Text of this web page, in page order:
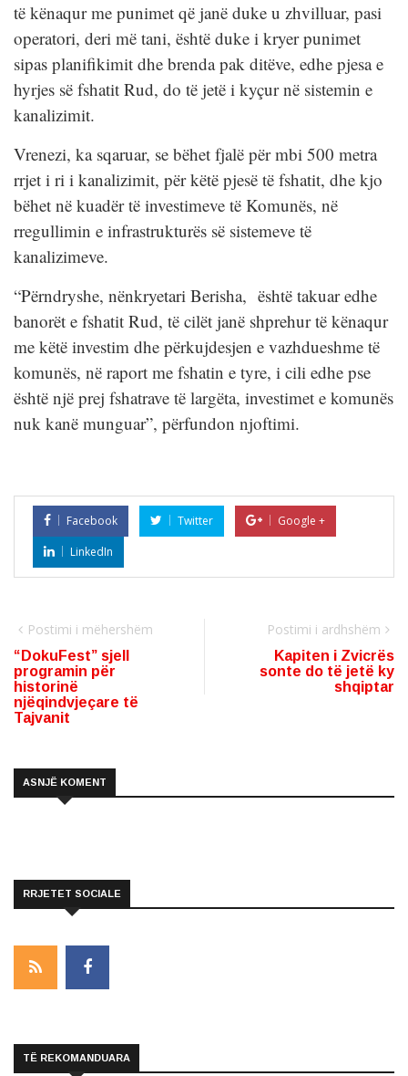
të kënaqur me punimet që janë duke u zhvilluar, pasi
operatori, deri më tani, është duke i kryer punimet
sipas planifikimit dhe brenda pak ditëve, edhe pjesa e
hyrjes së fshatit Rud, do të jetë i kyçur në sistemin e
kanalizimit.
Vrenezi, ka sqaruar, se bëhet fjalë për mbi 500 metra
rrjet i ri i kanalizimit, për këtë pjesë të fshatit, dhe kjo
bëhet në kuadër të investimeve të Komunës, në
rregullimin e infrastrukturës së sistemeve të
kanalizimeve.
“Përndryshe, nënkryetari Berisha, është takuar edhe
banorët e fshatit Rud, të cilët janë shprehur të kënaqur
me këtë investim dhe përkujdesjen e vazhdueshme të
komunës, në raport me fshatin e tyre, i cili edhe pse
është një prej fshatrave të largëta, investimet e komunës
nuk kanë munguar”, përfundon njoftimi.
Facebook Twitter
Google +
LinkedIn
Postimi i mëhershëm
“DokuFest” sjell
programin për
historinë
njëqindvjeçare të
Tajvanit
Postimi i ardhshëm
Kapiten i Zvicrës
sonte do të jetë ky
shqiptar
ASNJË KOMENT
RRJETET SOCIALE
TË REKOMANDUARA